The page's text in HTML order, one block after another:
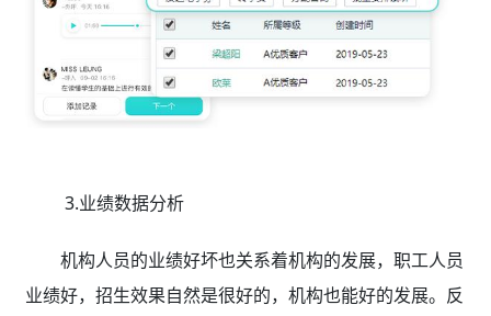
3.业绩数据分析
机构人员的业绩好坏也关系着机构的发展，职工人员
业绩好，招生效果自然是很好的，机构也能好的发展。反